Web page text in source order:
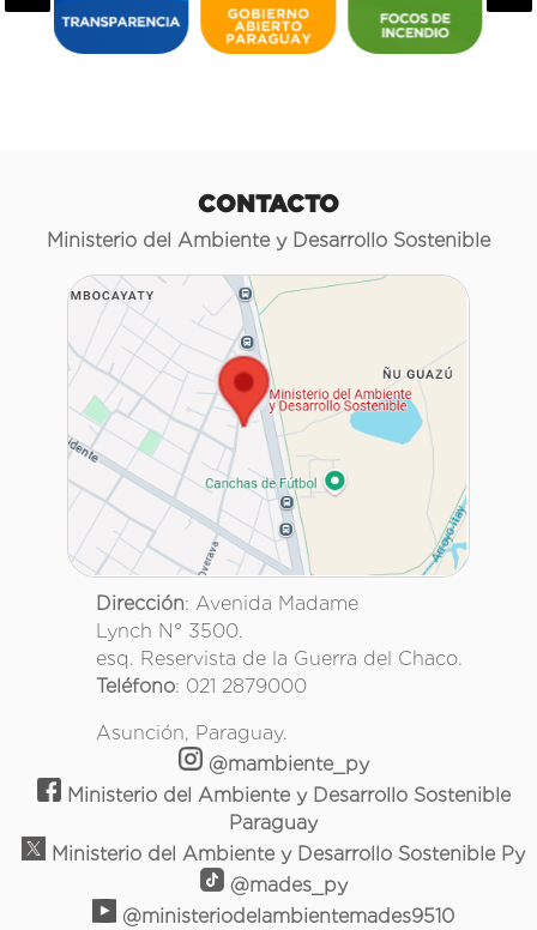
CONTACTO
Ministerio del Ambiente y Desarrollo Sostenible
Dirección: Avenida Madame
Lynch N° 3500.
esq. Reservista de la Guerra del Chaco.
Teléfono: 021 2879000
Asunción, Paraguay.
@mambiente_py
Ministerio del Ambiente y Desarrollo Sostenible
Paraguay
Ministerio del Ambiente y Desarrollo Sostenible Py
@mades_py
@ministeriodelambientemades9510